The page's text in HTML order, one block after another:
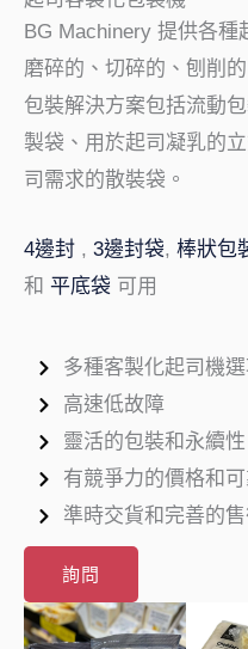
BG Machinery 提供各種
磨碎的、切碎的、刨削
包裝解決方案包括流動
製袋、用於起司凝乳的
司需求的散裝袋。
4邊封 , 3邊封袋, 棒狀包
和 平底袋 可用
多種客製化起司機
高速低故障
靈活的包裝和永續性
有競爭力的價格和
準時交貨和完善的
詢問